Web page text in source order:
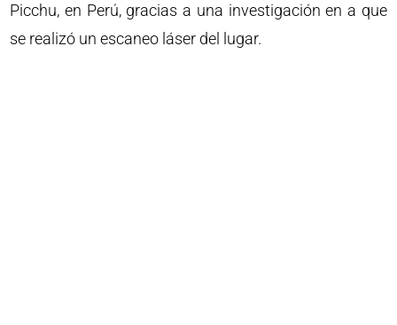
Picchu, en Perú, gracias a una investigación en a que
se realizó un escaneo láser del lugar.